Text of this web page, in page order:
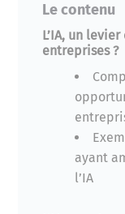
Le contenu
L’IA, un
entreprises ?
ayant
l’IA